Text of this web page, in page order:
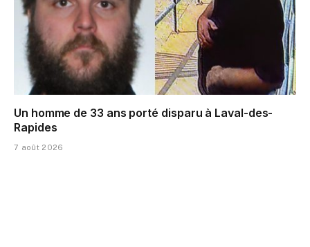
Un homme de 33 ans porté disparu à Laval-des-
Rapides
7 août 2026